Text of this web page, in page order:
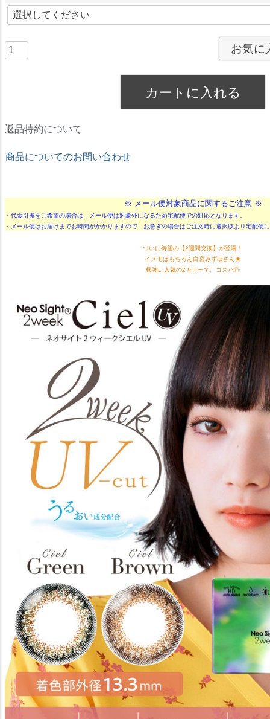
)
(
必
お気に
カートに入れる
返品特約について
商品についてのお問い合わせ
※ メール便対象商品に関するご注意 ※
・代金引換をご希望の場合は、メール便は対象外になるため宅配便での対応となります。
・メール便はお届けまでお時間がかかりますので、お急ぎの場合はご注文時に選択肢より宅配便
ついに待望の【2週間交換】が登場！
イメモはもちろん白宮みずほさん★
根強い人気の2カラーで、コスパ◎